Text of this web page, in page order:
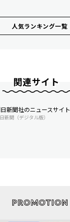
人気ランキング⼀覧
関連サイト
新聞社のニュースサイト
新聞（デジタル版）